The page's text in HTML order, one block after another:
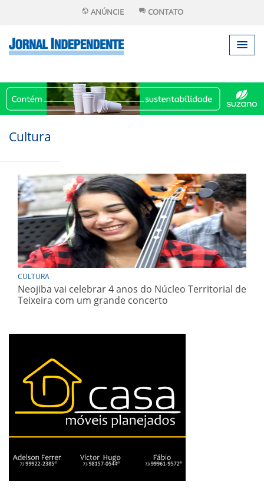
ANÚNCIE CONTATO
Cultura
CULTURA
Neojiba vai celebrar 4 anos do Núcleo Territorial de
Teixeira com um grande concerto